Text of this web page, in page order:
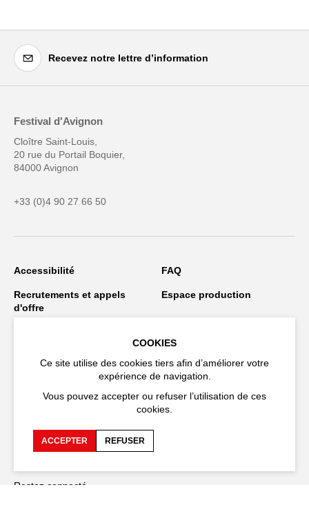
Recevez notre lettre d’information
Festival d'Avignon
Cloître Saint-Louis,
20 rue du Portail Boquier,
84000 Avignon
+33 (0)4 90 27 66 50
Accessibilité FAQ
Recrutements et appels
d'offre
Espace production
téléchargements
Crédits
Protection des données
personnelles
Spectacles en tournée
Restez connecté
COOKIES
Ce site utilise des cookies tiers afin d’améliorer votre
expérience de navigation.
Vous pouvez accepter ou refuser l’utilisation de ces
cookies.
ACCEPTER REFUSER